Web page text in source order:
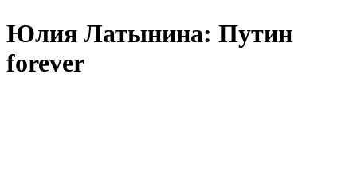
Юлия Латынина: Путин
forever